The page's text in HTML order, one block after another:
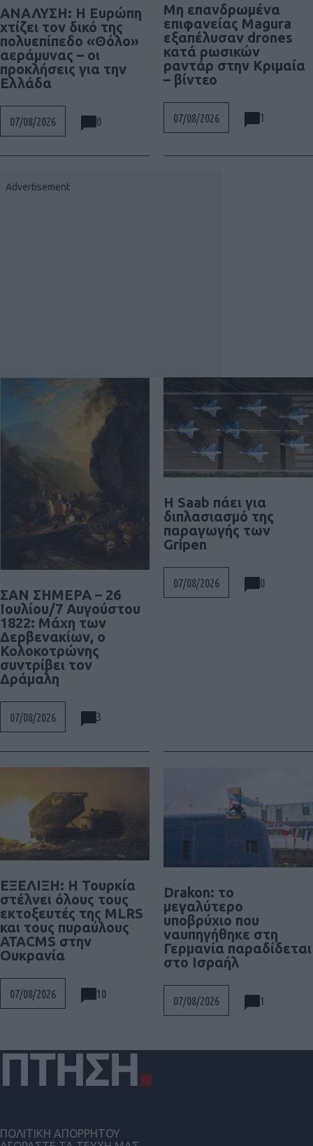
ΑΝΑΛΥΣΗ: Η Ευρώπη
χτίζει τον δικό της
πολυεπίπεδο «Θόλο»
αεράμυνας – οι
προκλήσεις για την
Ελλάδα
07/08/2026 0
Μη επανδρωμένα
επιφανείας Magura
εξαπέλυσαν drones
κατά ρωσικών
ραντάρ στην Κριμαία
– βίντεο
07/08/2026 1
ΣΑΝ ΣΗΜΕΡΑ – 26
Ιουλίου/7 Αυγούστου
1822: Μάχη των
Δερβενακίων, ο
Κολοκοτρώνης
συντρίβει τον
Δράμαλη
07/08/2026 3
H Saab πάει για
διπλασιασμό της
παραγωγής των
Gripen
07/08/2026 0
ΕΞΕΛΙΞΗ: H Τουρκία
στέλνει όλους τους
εκτοξευτές της MLRS
και τους πυραύλους
ATACMS στην
Ουκρανία
07/08/2026 10
Drakon: το
μεγαλύτερο
υποβρύχιο που
ναυπηγήθηκε στη
Γερμανία παραδίδεται
στο Ισραήλ
07/08/2026 1
ΠΟΛΙΤΙΚΗ ΑΠΟΡΡΗΤΟΥ